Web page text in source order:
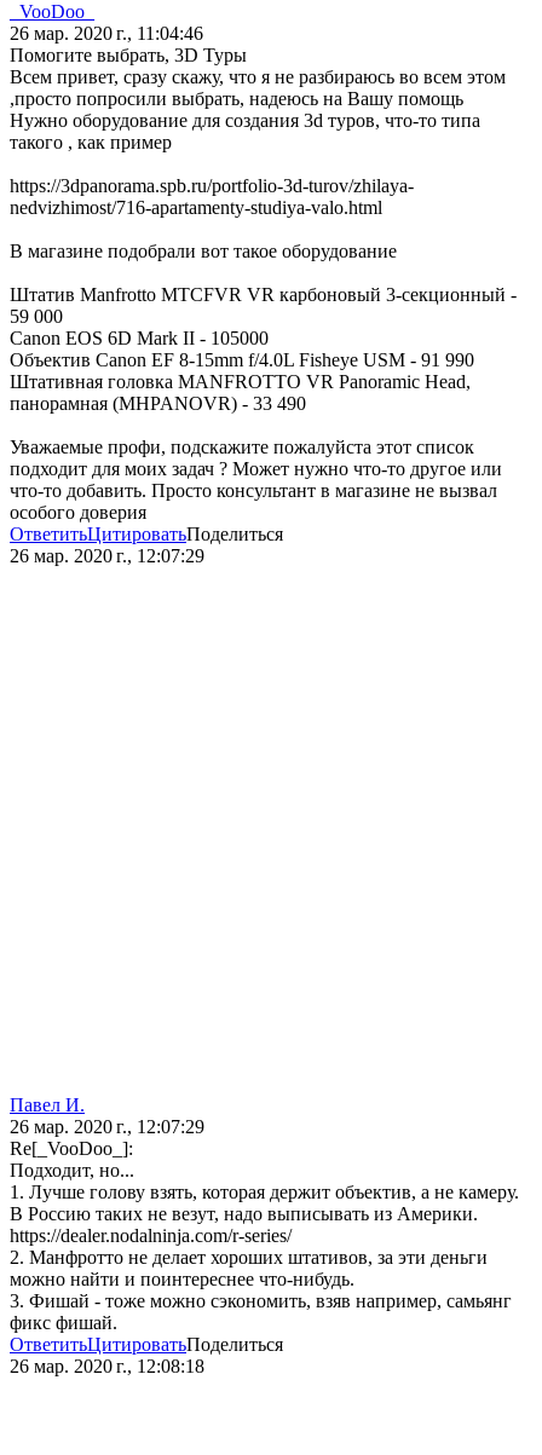
_VooDoo_
26 мар. 2020 г., 11:04:46
Помогите выбрать, 3D Туры
Всем привет, сразу скажу, что я не разбираюсь во всем этом
,просто попросили выбрать, надеюсь на Вашу помощь
Нужно оборудование для создания 3d туров, что-то типа
такого , как пример
https://3dpanorama.spb.ru/portfolio-3d-turov/zhilaya-
nedvizhimost/716-apartamenty-studiya-valo.html
В магазине подобрали вот такое оборудование
Штатив Manfrotto MTCFVR VR карбоновый 3-секционный -
59 000
Canon EOS 6D Mark II - 105000
Объектив Canon EF 8-15mm f/4.0L Fisheye USM - 91 990
Штативная головка MANFROTTO VR Panoramic Head,
панорамная (MHPANOVR) - 33 490
Уважаемые профи, подскажите пожалуйста этот список
подходит для моих задач ? Может нужно что-то другое или
что-то добавить. Просто консультант в магазине не вызвал
особого доверия
ОтветитьЦитироватьПоделиться
26 мар. 2020 г., 12:07:29
Павел И.
26 мар. 2020 г., 12:07:29
Re[_VooDoo_]:
Подходит, но...
1. Лучше голову взять, которая держит объектив, а не камеру.
В Россию таких не везут, надо выписывать из Америки.
https://dealer.nodalninja.com/r-series/
2. Манфротто не делает хороших штативов, за эти деньги
можно найти и поинтереснее что-нибудь.
3. Фишай - тоже можно сэкономить, взяв например, самьянг
фикс фишай.
ОтветитьЦитироватьПоделиться
26 мар. 2020 г., 12:08:18